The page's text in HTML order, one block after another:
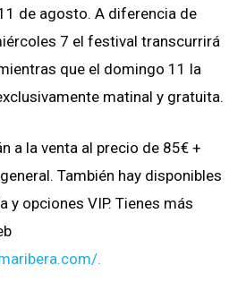
de agosto. A diferencia de
7 el festival transcurrirá
que el domingo 11 la
matinal y gratuita.
a la venta al precio de 85€ +
También hay disponibles
y opciones VIP. Tienes más
.